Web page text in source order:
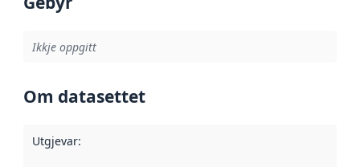
Ikkje oppgitt
Om datasettet
Utgjevar: